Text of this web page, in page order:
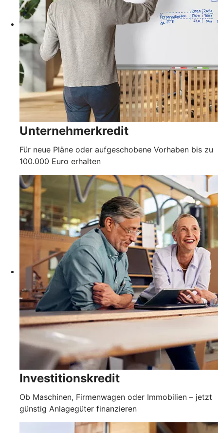
Unternehmerkredit
Für neue Pläne oder aufgeschobene Vorhaben bis zu
100.000 Euro erhalten
Investitionskredit
Ob Maschinen, Firmenwagen oder Immobilien – jetzt
günstig Anlagegüter finanzieren